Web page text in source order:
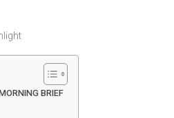
BRIEF